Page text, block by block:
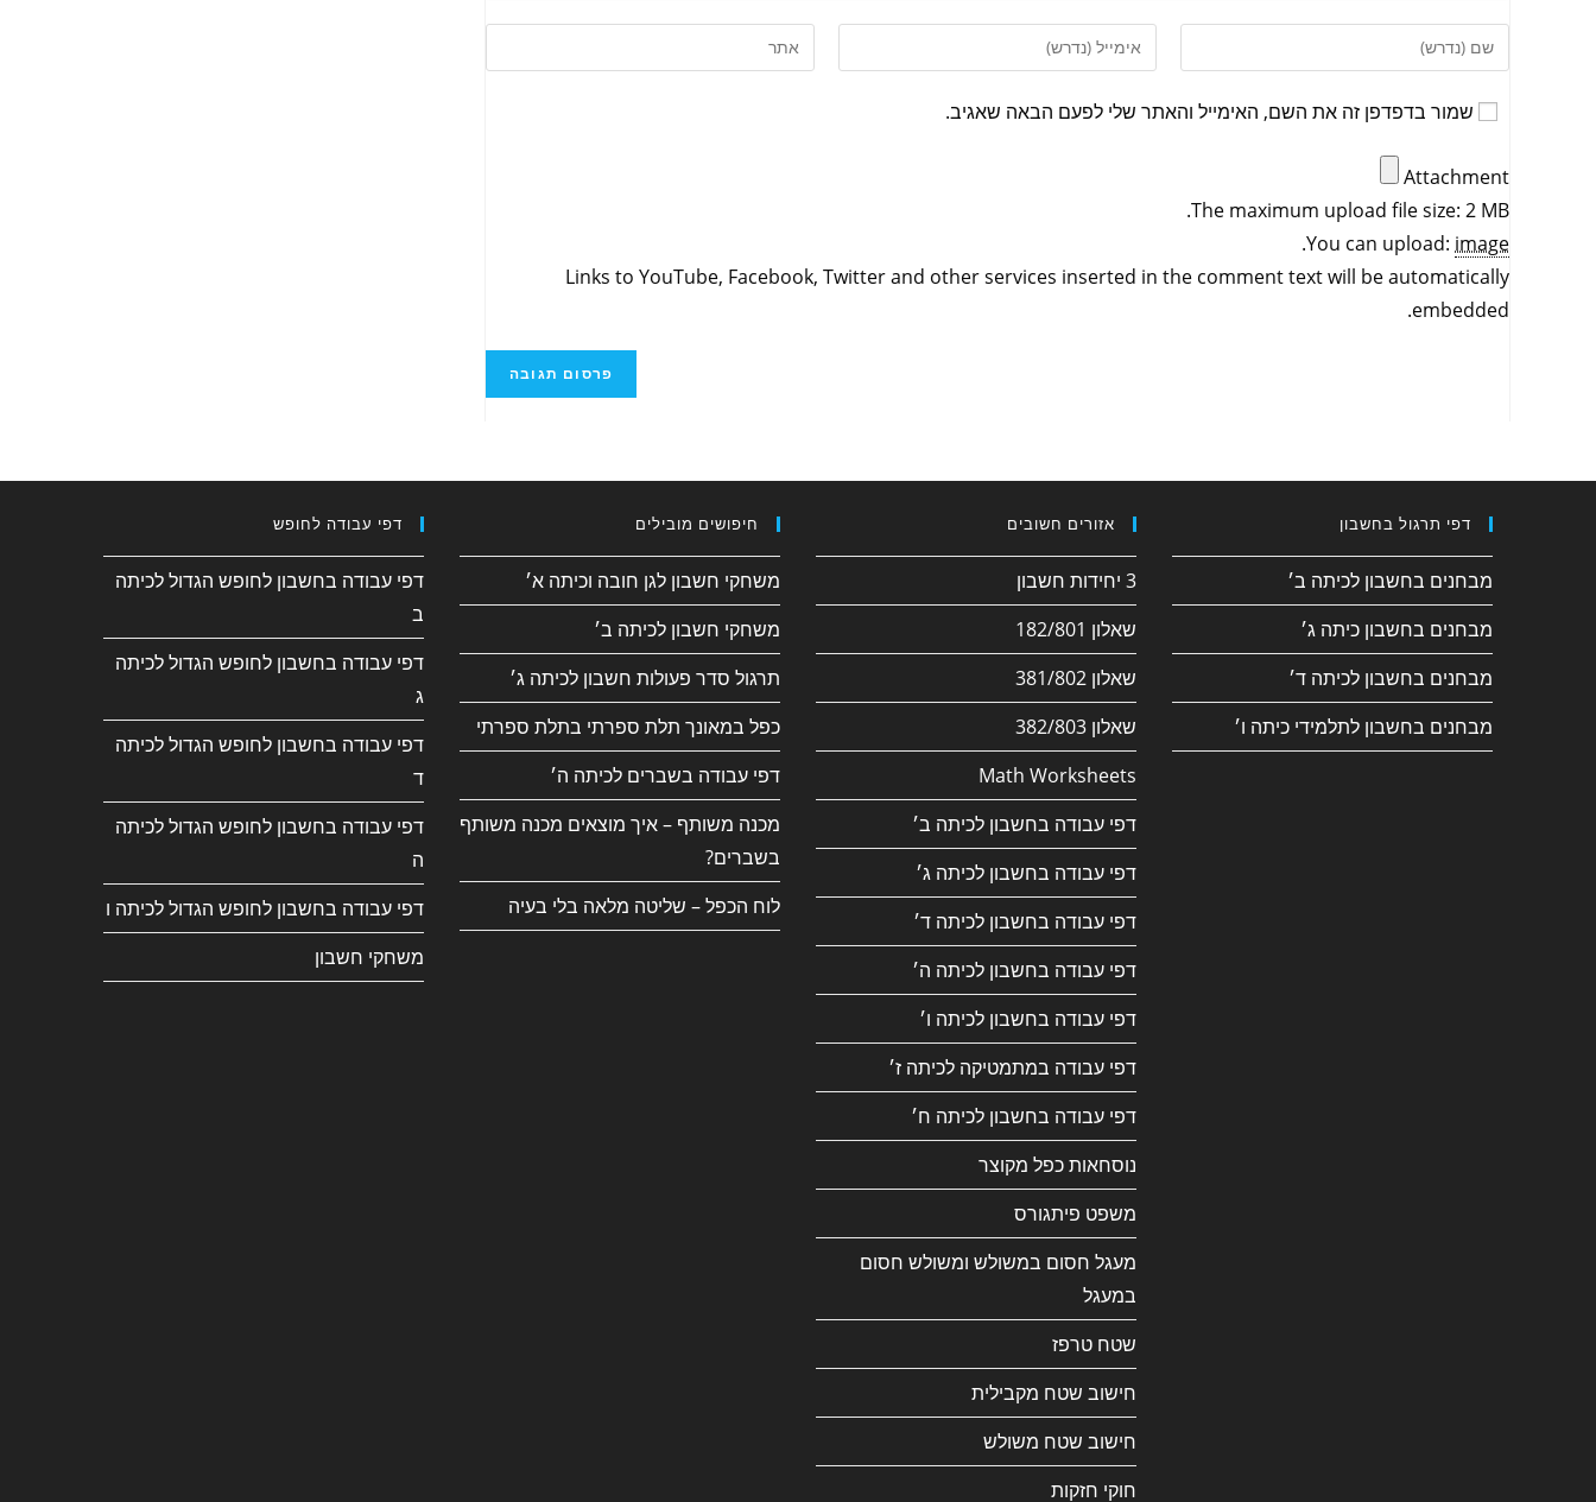
שמור בדפדפן זה את השם, האימייל והאתר שלי לפעם הבאה שאגיב.
Attachment
The maximum upload file size: 2 MB.
You can upload: image
.
Links to YouTube, Facebook, Twitter and other services inserted in the comment text will be automatically
embedded.
דפי תרגול בחשבון
מבחנים בחשבון לכיתה ב׳
מבחנים בחשבון כיתה ג׳
מבחנים בחשבון לכיתה ד׳
מבחנים בחשבון לתלמידי כיתה ו׳
אזורים חשובים
3 יחידות חשבון
שאלון 182/801
שאלון 381/802
שאלון 382/803
Math Worksheets
דפי עבודה בחשבון לכיתה ב׳
דפי עבודה בחשבון לכיתה ג׳
דפי עבודה בחשבון לכיתה ד׳
דפי עבודה בחשבון לכיתה ה׳
דפי עבודה בחשבון לכיתה ו׳
דפי עבודה במתמטיקה לכיתה ז׳
דפי עבודה בחשבון לכיתה ח׳
נוסחאות כפל מקוצר
משפט פיתגורס
מעגל חסום במשולש ומשולש חסום
במעגל
שטח טרפז
חישוב שטח מקבילית
חישוב שטח משולש
חוקי חזקות
חיפושים מובילים
משחקי חשבון לגן חובה וכיתה א׳
משחקי חשבון לכיתה ב׳
תרגול סדר פעולות חשבון לכיתה ג׳
כפל במאונך תלת ספרתי בתלת ספרתי
דפי עבודה בשברים לכיתה ה׳
מכנה משותף – איך מוצאים מכנה משותף
בשברים?
לוח הכפל – שליטה מלאה בלי בעיה
דפי עבודה לחופש
דפי עבודה בחשבון לחופש הגדול לכיתה
ב
דפי עבודה בחשבון לחופש הגדול לכיתה
ג
דפי עבודה בחשבון לחופש הגדול לכיתה
ד
דפי עבודה בחשבון לחופש הגדול לכיתה
ה
דפי עבודה בחשבון לחופש הגדול לכיתה ו
משחקי חשבון